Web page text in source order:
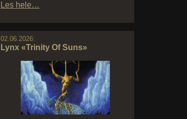
Les hele…
02.06.2026:
Lynx «Trinity Of Suns»